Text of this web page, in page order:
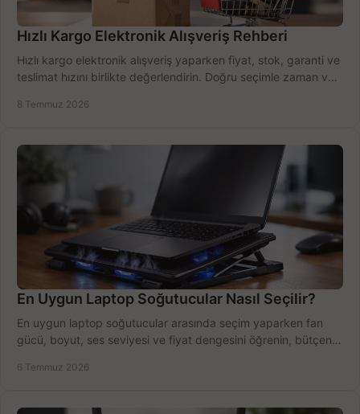
Hızlı Kargo Elektronik Alışveriş Rehberi
Hızlı kargo elektronik alışveriş yaparken fiyat, stok, garanti ve
teslimat hızını birlikte değerlendirin. Doğru seçimle zaman ve
8 Temmuz 2026
En Uygun Laptop Soğutucular Nasıl Seçilir?
En uygun laptop soğutucular arasında seçim yaparken fan
gücü, boyut, ses seviyesi ve fiyat dengesini öğrenin, bütçenizi
6 Temmuz 2026